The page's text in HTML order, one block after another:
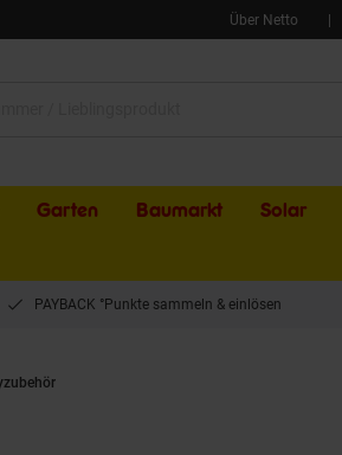
Über Netto
Garten Baumarkt Solar
PAYBACK °Punkte sammeln & einlösen